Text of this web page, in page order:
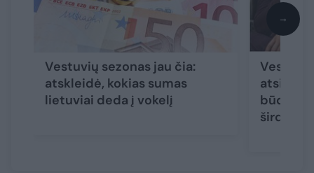
Vestuvių sezonas jau čia:
atskleidė, kokias sumas
lietuviai deda į vokelį
būdu:
širdelės
→